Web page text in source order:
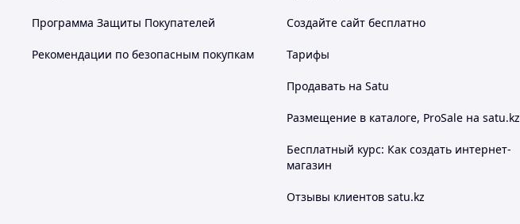
Программа Защиты Покупателей
Рекомендации по безопасным покупкам
Создайте сайт бесплатно
Тарифы
Продавать на Satu
Размещение в каталоге, ProSale на satu.kz
Бесплатный курс: Как создать интернет-
магазин
Отзывы клиентов satu.kz